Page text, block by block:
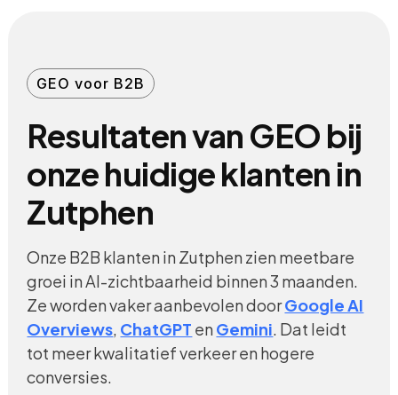
GEO voor B2B
Resultaten van GEO bij
onze huidige klanten in
Zutphen
Onze B2B klanten in Zutphen zien meetbare
groei in AI-zichtbaarheid binnen 3 maanden.
Ze worden vaker aanbevolen doorGoogle AI
Overviews, ChatGPT en Gemini. Dat leidt
tot meer kwalitatief verkeer en hogere
conversies.